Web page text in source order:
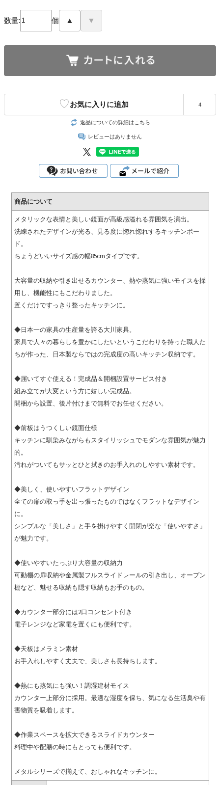
数量: 個 ▲ ▼
♡お気に入りに追加 4
返品についての詳細はこちら
レビューはありません
商品について
メタリックな表情と美しい鏡面が高級感溢れる雰囲気を演出。
洗練されたデザインが光る、見る度に惚れ惚れするキッチンボー
ド。
ちょうどいいサイズ感の幅85cmタイプです。
大容量の収納や引き出せるカウンター、熱や蒸気に強いモイスを採
用し、機能性にもこだわりました。
置くだけですっきり整ったキッチンに。
◆日本一の家具の生産量を誇る大川家具。
家具で人々の暮らしを豊かにしたいというこだわりを持った職人た
ちが作った、日本製ならではの完成度の高いキッチン収納です。
◆届いてすぐ使える！完成品＆開梱設置サービス付き
組み立てが大変という方に嬉しい完成品。
開梱から設置、後片付けまで無料でお任せください。
◆前板はうつくしい鏡面仕様
キッチンに馴染みながらもスタイリッシュでモダンな雰囲気が魅力
的。
汚れがついてもサッとひと拭きのお手入れのしやすい素材です。
◆美しく、使いやすいフラットデザイン
全ての扉の取っ手を出っ張ったものではなくフラットなデザイン
に。
シンプルな「美しさ」と手を掛けやすく開閉が楽な「使いやすさ」
が魅力です。
◆使いやすいたっぷり大容量の収納力
可動棚の扉収納や金属製フルスライドレールの引き出し、オープン
棚など、魅せる収納も隠す収納もお手のもの。
◆カウンター部分には2口コンセント付き
電子レンジなど家電を置くにも便利です。
◆天板はメラミン素材
お手入れしやすく丈夫で、美しさも長持ちします。
◆熱にも蒸気にも強い！調湿建材モイス
カウンター上部分に採用。最適な湿度を保ち、気になる生活臭や有
害物質を吸着します。
◆作業スペースを拡大できるスライドカウンター
料理中や配膳の時にもとっても便利です。
メタルシリーズで揃えて、おしゃれなキッチンに。